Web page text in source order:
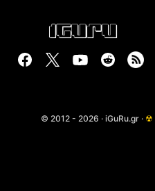
© 2012 - 2026 · iGuRu.gr · ☢